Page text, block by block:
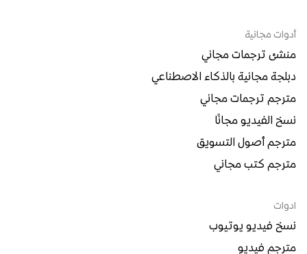
أدوات مجانية
منشئ ترجمات مجاني
دبلجة مجانية بالذكاء الاصطناعي
مترجم ترجمات مجاني
نسخ الفيديو مجانًا
مترجم أصول التسويق
مترجم كتب مجاني
ادوات
نسخ فيديو يوتيوب
مترجم فيديو